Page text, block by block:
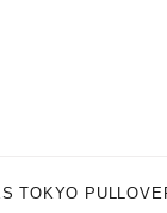
TOKYO